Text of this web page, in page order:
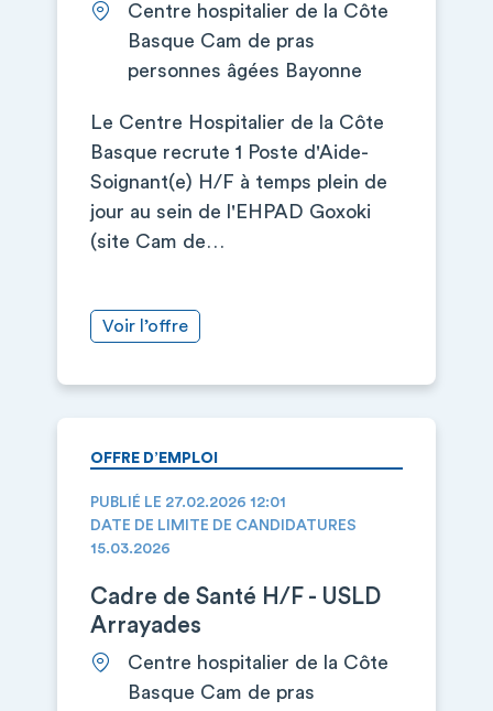
Centre hospitalier de la Côte
Basque Cam de pras
personnes âgées Bayonne
Le Centre Hospitalier de la Côte
Basque recrute 1 Poste d'Aide-
Soignant(e) H/F à temps plein de
jour au sein de l'EHPAD Goxoki
(site Cam de…
Voir l’offre
OFFRE D’EMPLOI
PUBLIÉ LE 27.02.2026 12:01
DATE DE LIMITE DE CANDIDATURES
15.03.2026
Cadre de Santé H/F - USLD
Arrayades
Centre hospitalier de la Côte
Basque Cam de pras